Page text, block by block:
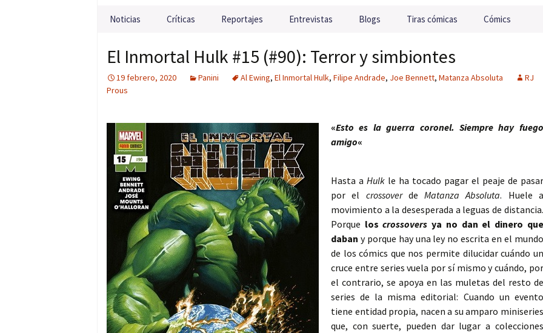
Saltar al contenido
Noticias Críticas Reportajes Entrevistas Blogs Tiras cómicas Cómics
El Inmortal Hulk #15 (#90): Terror y simbiontes
19 febrero, 2020 Panini Al Ewing, El Inmortal Hulk, Filipe Andrade, Joe Bennett, Matanza Absoluta
RJ
Prous
«Esto es la guerra coronel. Siempre hay fuego
amigo«
Hasta a Hulkle ha tocado pagar el peaje de pasar
por el crossoverdeMatanza Absoluta. Huele a
movimiento a la desesperada a leguas de distancia.
Porque loscrossovers ya no dan el dinero que
daban y porque hay una ley no escrita en el mundo
de los cómics que nos permite dilucidar cuándo un
cruce entre series vuela por sí mismo y cuándo, por
el contrario, se apoya en las muletas del resto de
series de la misma editorial: Cuando un evento
tiene entidad propia, nacen a su amparo miniseries
que, con suerte, pueden dar lugar a colecciones